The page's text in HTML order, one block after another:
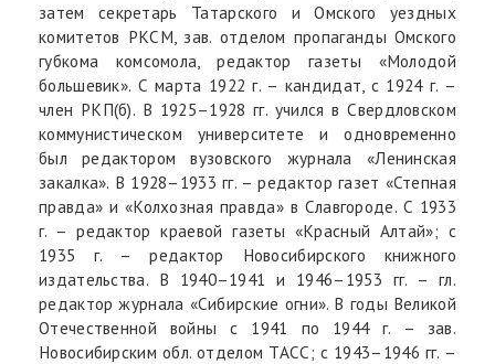
затем секретарь Татарского и Омского уездных
комитетов РКСМ, зав. отделом пропаганды Омского
губкома комсомола, редактор газеты «Молодой
большевик». С марта 1922 г. – кандидат, с 1924 г. –
член РКП(б). В 1925–1928 гг. учился в Свердловском
коммунистическом университете и одновременно
был редактором вузовского журнала «Ленинская
закалка». В 1928–1933 гг. – редактор газет «Степная
правда» и «Колхозная правда» в Славгороде. С 1933
г. – редактор краевой газеты «Красный Алтай»; с
1935 г. – редактор Новосибирского книжного
издательства. В 1940–1941 и 1946–1953 гг. – гл.
редактор журнала «Сибирские огни». В годы Великой
Отечественной войны с 1941 по 1944 г. – зав.
Новосибирским обл. отделом ТАСС; с 1943–1946 гг. –